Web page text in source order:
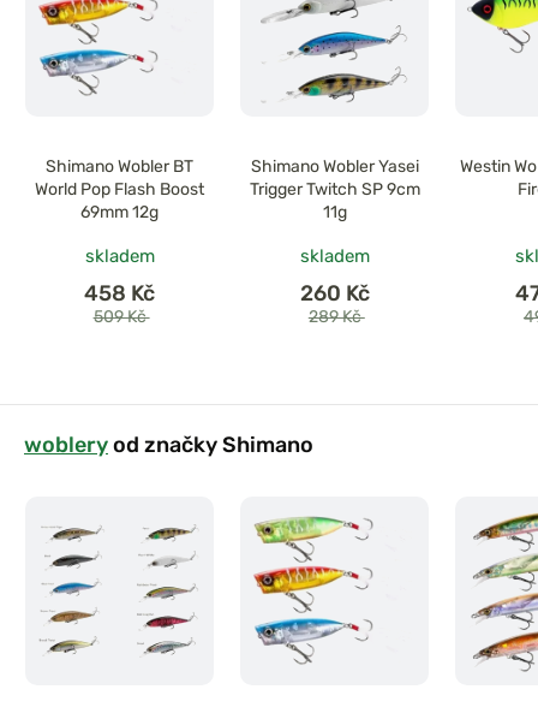
Shimano Wobler BT
World Pop Flash Boost
69mm 12g
skladem
458 Kč
509 Kč
Shimano Wobler Yasei
Trigger Twitch SP 9cm
11g
skladem
260 Kč
289 Kč
Westin
wobleryod značky Shimano